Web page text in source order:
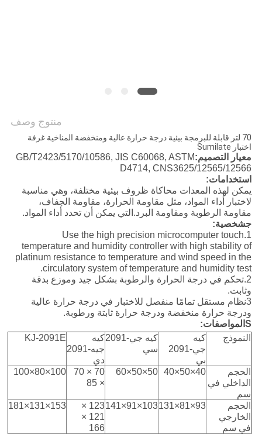
منتوج وصف
70 لتر قابلة للبرمجة بيئية درجة حرارة عالية ومنخفضة المناخية غرفة
اختبار Sumilate
معيار التصميم:GB/T2423/5170/10586, JIS C60068, ASTM
D4714, CNS3625/12565/12566
استخدامات:
يمكن لهذه المعدات محاكاة ظروف بيئية مختلفة، وهي مناسبة
لاختبار أداء المواد، مثل مقاومة الحرارة، مقاومة الجفاف،
مقاومة الرطوبة ومقاومة البرد.التي يمكن أن تحدد أداء المواد.
جشخصية:
1.Use the high precision microcomputer touch
temperature and humidity controller with high stability of
platinum resistance to temperature and wind speed in the
circulatory system of temperature and humidity test.
2.تحكم في درجة الحرارة والرطوبة بشكل جيد وموزع بدقة
وثابت.
3نظام مستقل تمامًا منفصل للاختبار في درجة حرارة عالية
ودرجة حرارة منخفضة ودرجة حرارة ثابتة ورطوبة.
Sالمواصفات:
النموذج
كيه
جي-2091
بي
كيه جي-2091
سي
كيه
جيه-2091
دي
KJ-2091E
الحجم
الداخلي في
سم
40×50×40
50×50×60
70 × 70
× 85
100×80×100
الحجم
الخارجي
في سم
93×81×131
103×91×141
123 ×
121 ×
166
153×131×181